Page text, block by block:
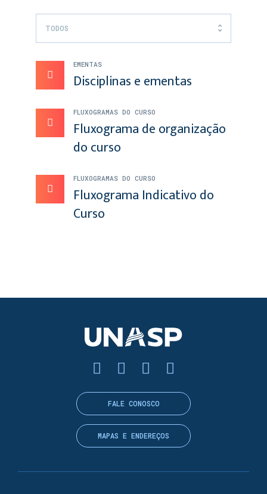
TODOS
EMENTAS
Disciplinas e ementas
FLUXOGRAMAS DO CURSO
Fluxograma de organização
do curso
FLUXOGRAMAS DO CURSO
Fluxograma Indicativo do
Curso
FALE CONOSCO
MAPAS E ENDEREÇOS